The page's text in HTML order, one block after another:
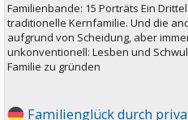
Familienbande: 15 Porträts Ein
traditionelle Kernfamilie. Und die
aufgrund von Scheidung, aber
unkonventionell: Lesben und
Familie zu gründen
Familienglück durch